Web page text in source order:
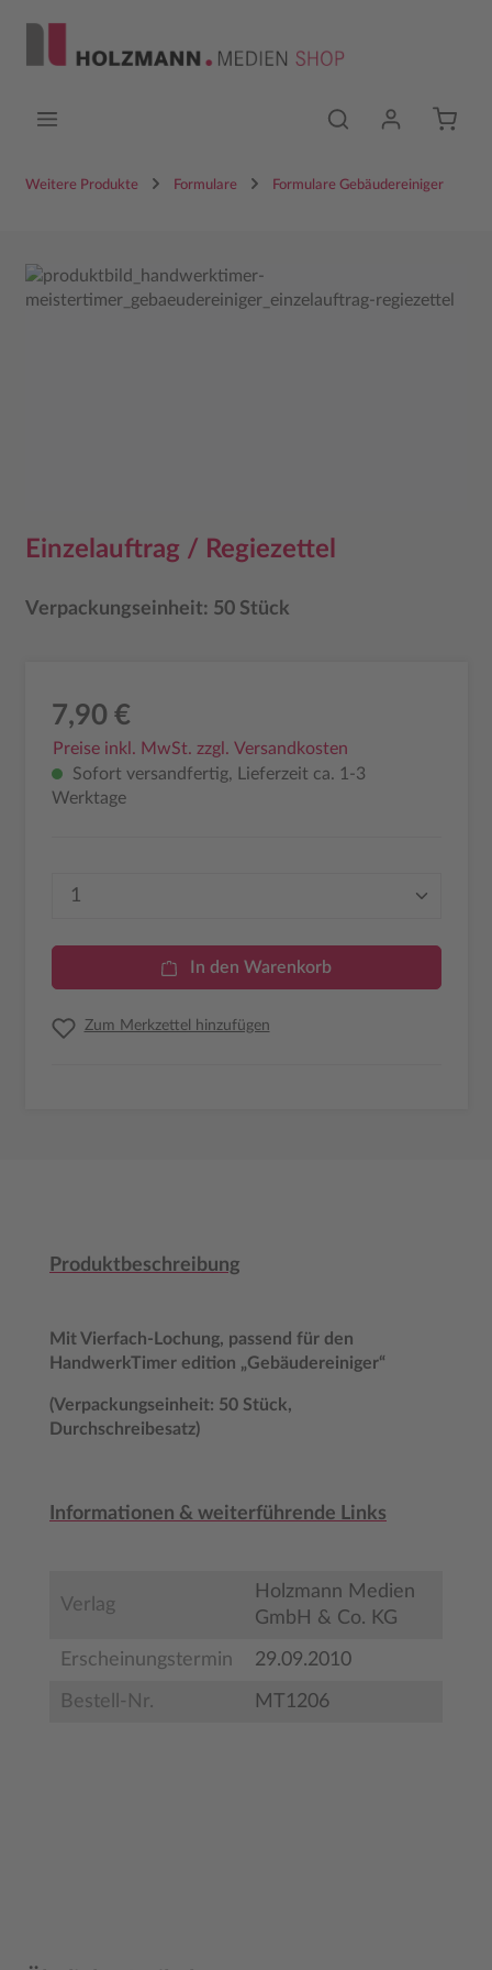
Weitere Produkte Formulare Formulare Gebäudereiniger
Bildergalerie überspringen
Einzelauftrag / Regiezettel
Verpackungseinheit: 50 Stück
7,90 €
Preise inkl. MwSt. zzgl. Versandkosten
Sofort versandfertig, Lieferzeit ca. 1-3
Werktage
Produkt Anzahl: Gib den gewünschten
In den Warenkorb
Zum Merkzettel hinzufügen
Produktbeschreibung
Mit Vierfach-Lochung, passend für den
HandwerkTimer edition „Gebäudereiniger“
(Verpackungseinheit: 50 Stück,
Durchschreibesatz)
Informationen & weiterführende Links
Verlag
Holzmann Medien
GmbH & Co. KG
Erscheinungstermin 29.09.2010
Bestell-Nr. MT1206